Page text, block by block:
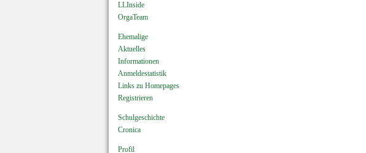
LLInside
OrgaTeam
Ehemalige
Aktuelles
Informationen
Anmeldestatistik
Links zu Homepages
Registrieren
Schulgeschichte
Cronica
Profil